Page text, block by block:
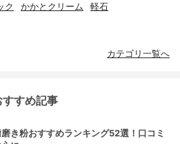
ク かかとクリーム 軽石
カテゴリ一覧へ
すめ記事
き粉おすすめランキング52選！口コミ